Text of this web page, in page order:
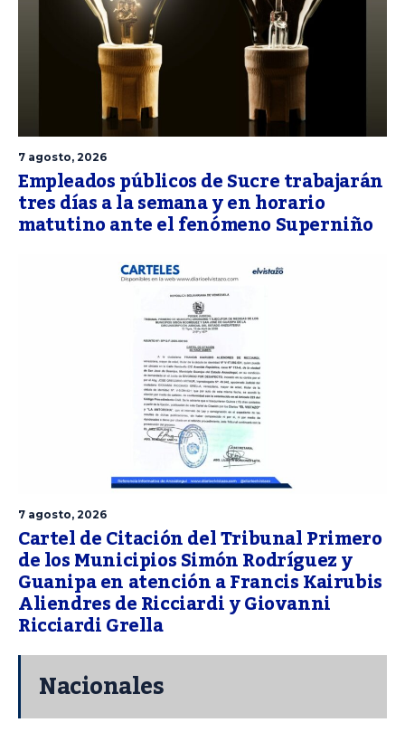
7 agosto, 2026
Empleados públicos de Sucre trabajarán
tres días a la semana y en horario
matutino ante el fenómeno Superniño
7 agosto, 2026
Cartel de Citación del Tribunal Primero
de los Municipios Simón Rodríguez y
Guanipa en atención a Francis Kairubis
Aliendres de Ricciardi y Giovanni
Ricciardi Grella
Nacionales